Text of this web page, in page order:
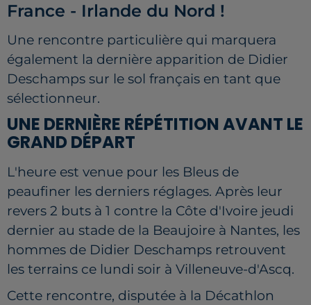
France - Irlande du Nord !
Une rencontre particulière qui marquera
également la dernière apparition de Didier
Deschamps sur le sol français en tant que
sélectionneur.
UNE DERNIÈRE RÉPÉTITION AVANT LE
GRAND DÉPART
L'heure est venue pour les Bleus de
peaufiner les derniers réglages. Après leur
revers 2 buts à 1 contre la Côte d'Ivoire jeudi
dernier au stade de la Beaujoire à Nantes, les
hommes de Didier Deschamps retrouvent
les terrains ce lundi soir à Villeneuve-d'Ascq.
Cette rencontre, disputée à la Décathlon